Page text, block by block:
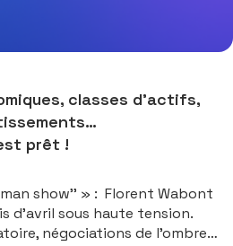
classes d'actifs,
prêt !
show’’ » : Florent Wabont
d’avril sous haute tension.
négociations de l’ombre…